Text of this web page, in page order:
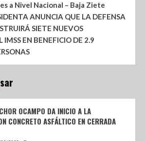
a Nivel Nacional – Baja Ziete
ANUNCIA QUE LA DEFENSA
SIETE NUEVOS
IMSS EN BENEFICIO DE 2.9
OCAMPO DA INICIO A LA
CONCRETO ASFÁLTICO EN CERRADA